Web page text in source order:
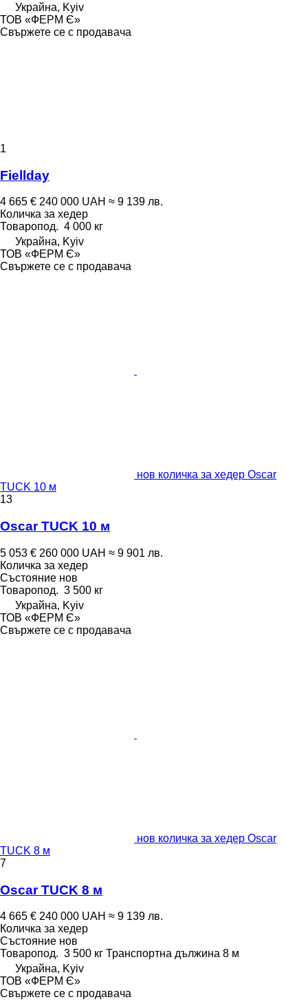
Украйна, Kyiv
ТОВ «ФЕРМ Є»
Свържете се с продавача
1
Fiellday
4 665 € 240 000 UAH ≈ 9 139 лв.
Количка за хедер
Товаропод. 4 000 кг
Украйна, Kyiv
ТОВ «ФЕРМ Є»
Свържете се с продавача
нов количка за хедер Oscar
TUCK 10 м
13
Oscar TUCK 10 м
5 053 € 260 000 UAH ≈ 9 901 лв.
Количка за хедер
Състояние нов
Товаропод. 3 500 кг
Украйна, Kyiv
ТОВ «ФЕРМ Є»
Свържете се с продавача
нов количка за хедер Oscar
TUCK 8 м
7
Oscar TUCK 8 м
4 665 € 240 000 UAH ≈ 9 139 лв.
Количка за хедер
Състояние нов
Товаропод. 3 500 кг Транспортна дължина 8 м
Украйна, Kyiv
ТОВ «ФЕРМ Є»
Свържете се с продавача